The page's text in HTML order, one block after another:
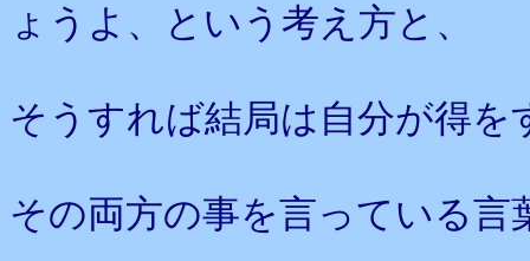
ょうよ、という考え方と、
そうすれば結局は自分が得
その両方の事を言っている